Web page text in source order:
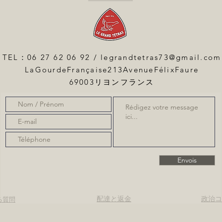
TEL：06 27 62 06 92 / legrandtetras73@gmail.com
LaGourdeFrançaise213AvenueFélixFaure
69003リヨンフランス
Envois
配達と返金 政治
質問